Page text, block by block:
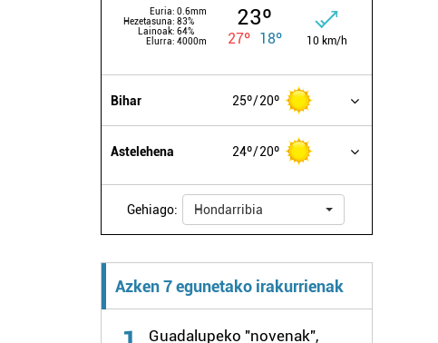
Euria: 0.6mm
Hezetasuna: 83%
Lainoak: 64%
Elurra: 4000m
23º
27º 18º 10 km/h
Bihar 25º 20º
Astelehena 24º 20º
Gehiago: Hondarribia
Azken 7 egunetako irakurrienak
Guadalupeko "novenak",